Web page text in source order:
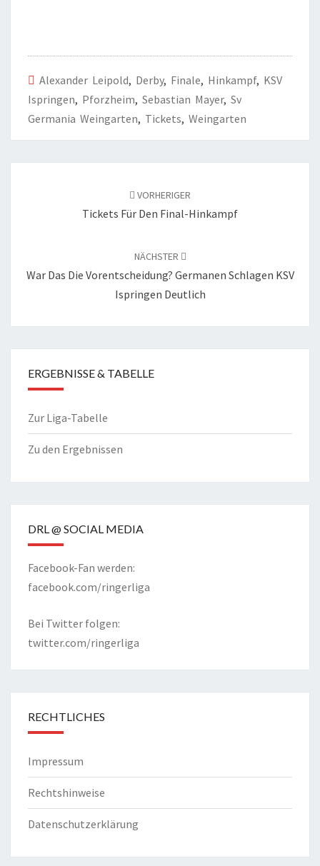
Alexander Leipold, Derby, Finale, Hinkampf, KSV
Ispringen, Pforzheim, Sebastian Mayer, Sv
Germania Weingarten, Tickets, Weingarten
VORHERIGER
Tickets Für Den Final-Hinkampf
NÄCHSTER
War Das Die Vorentscheidung? Germanen Schlagen KSV
Ispringen Deutlich
ERGEBNISSE & TABELLE
Zur Liga-Tabelle
Zu den Ergebnissen
DRL @ SOCIAL MEDIA
Facebook-Fan werden:
facebook.com/ringerliga
Bei Twitter folgen:
twitter.com/ringerliga
RECHTLICHES
Impressum
Rechtshinweise
Datenschutzerklärung